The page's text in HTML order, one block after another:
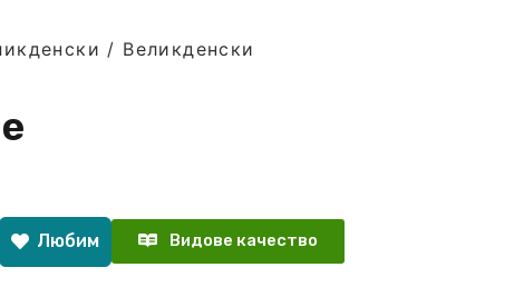
/ Великденски
Любим Видове качество